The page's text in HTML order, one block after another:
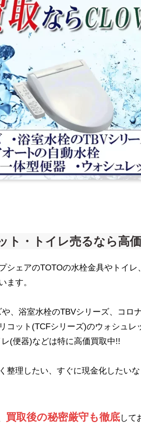
ト・ トイレ売るなら高
シェアのTOTOの水栓金具やトイ
ます。
、浴室水栓のTBVシリーズ、コロ
コット(TCFシリーズ)のウォシュレ
(便器)などは特に高価買取中!!
整理したい、すぐに現金化したい
買取後の秘密厳守も徹底して